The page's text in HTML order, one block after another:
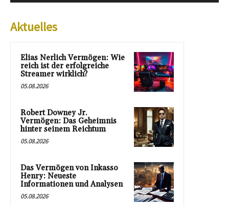
Aktuelles
Elias Nerlich Vermögen: Wie
reich ist der erfolgreiche
Streamer wirklich?
05.08.2026
Robert Downey Jr.
Vermögen: Das Geheimnis
hinter seinem Reichtum
05.08.2026
Das Vermögen von Inkasso
Henry: Neueste
Informationen und Analysen
05.08.2026